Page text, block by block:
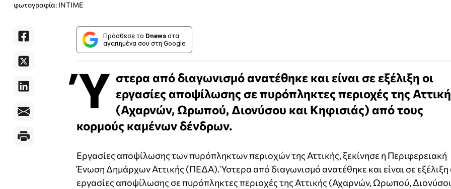
φωτογραφία: ΙΝΤΙΜΕ
Πρόσθεσε το Dnews στα
αγαπημένα σου στη Google
Ύ στερα από διαγωνισμό ανατέθηκε και είναι σε εξέλιξη οι
εργασίες αποψίλωσης σε πυρόπληκτες περιοχές της
(Αχαρνών, Ωρωπού, Διονύσου και Κηφισιάς) από τους
κορμούς καμένων δένδρων.
Εργασίες αποψίλωσης των πυρόπληκτων περιοχών της Αττικής, ξεκίνησε η Περιφερειακή
Ένωση Δημάρχων Αττικής (ΠΕΔΑ). Ύστερα από διαγωνισμό ανατέθηκε και είναι σε εξέλιξη
εργασίες αποψίλωσης σε πυρόπληκτες περιοχές της Αττικής (Αχαρνών, Ωρωπού,